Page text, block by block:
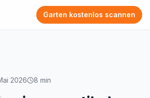
Garten kostenlos scannen
2026 8 min